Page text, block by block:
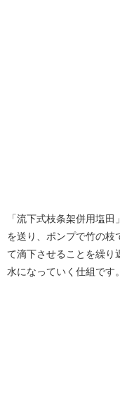
「流下式枝条架併用塩
を送り、ポンプで竹の枝
て滴下させることを繰り
水になっていく仕組です。